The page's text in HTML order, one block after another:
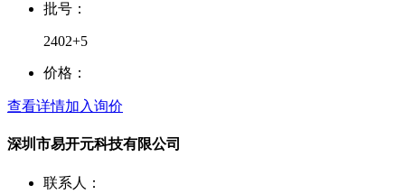
批号：
2402+5
价格：
查看详情加入询价
深圳市易开元科技有限公司
联系人：